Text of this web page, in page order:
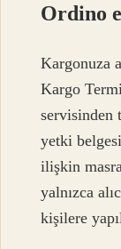
Ordino
Kargonuza
Kargo
servisinden
yetki
ilişkin
yalnızca
kişilere